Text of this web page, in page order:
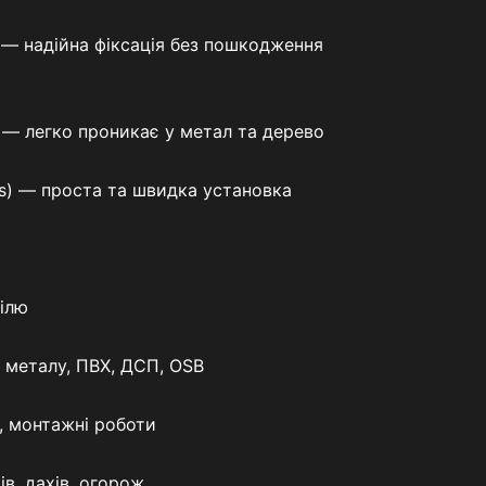
фіксація без пошкодження
легко проникає у метал та дерево
— проста та швидка установка
металу, ПВХ, ДСП, OSB
монтажні роботи